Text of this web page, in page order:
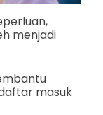
menjadi
masuk